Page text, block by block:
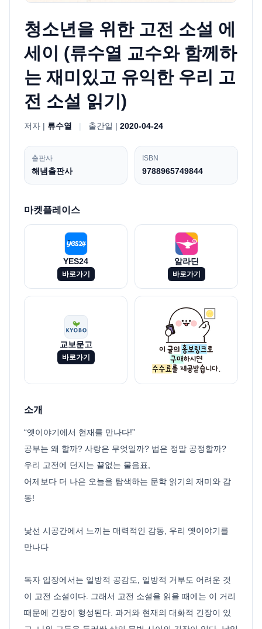
청소년을 위한 고전 소설 에
세이 (류수열 교수와 함께하
는 재미있고 유익한 우리 고
전 소설 읽기)
저자 | 류수열 | 출간일 | 2020-04-24
출판사
해냄출판사
ISBN
9788965749844
마켓플레이스
YES24
바로가기
알라딘
바로가기
교보문고
바로가기
소개
“옛이야기에서 현재를 만나다!”
공부는 왜 할까? 사랑은 무엇일까? 법은 정말 공정할까?
우리 고전에 던지는 끝없는 물음표,
어제보다 더 나은 오늘을 탐색하는 문학 읽기의 재미와 감
동!
낯선 시공간에서 느끼는 매력적인 감동, 우리 옛이야기를
만나다
독자 입장에서는 일방적 공감도, 일방적 거부도 어려운 것
이 고전 소설이다. 그래서 고전 소설을 읽을 때에는 이 거리
때문에 긴장이 형성된다. 과거와 현재의 대화적 긴장이 있